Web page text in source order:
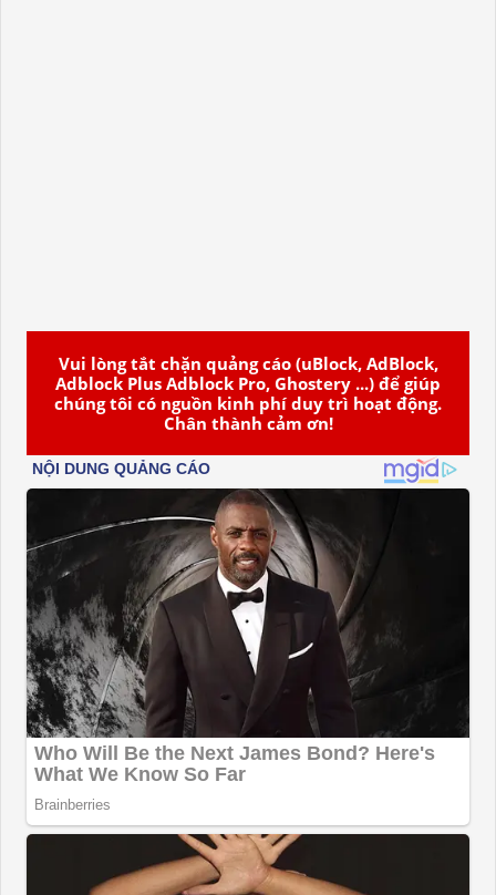
Vui lòng tắt chặn quảng cáo (uBlock, AdBlock,
Adblock Plus Adblock Pro, Ghostery ...) để giúp
chúng tôi có nguồn kinh phí duy trì hoạt động.
Chân thành cảm ơn!